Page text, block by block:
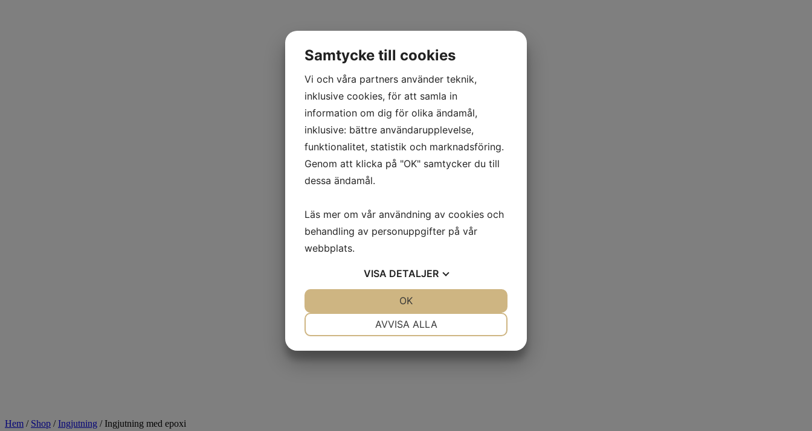
Hem / Shop /Ingjutning /Ingjutning med epoxi
Samtycke till cookies
Vi och våra partners använder teknik,
inklusive cookies, för att samla in
information om dig för olika ändamål,
inklusive: bättre användarupplevelse,
funktionalitet, statistik och marknadsföring.
Genom att klicka på "OK" samtycker du till
dessa ändamål.
Läs mer om vår användning av cookies och
behandling av personuppgifter på vår
webbplats.
VISA DETALJER
AVVISA ALLA
OK